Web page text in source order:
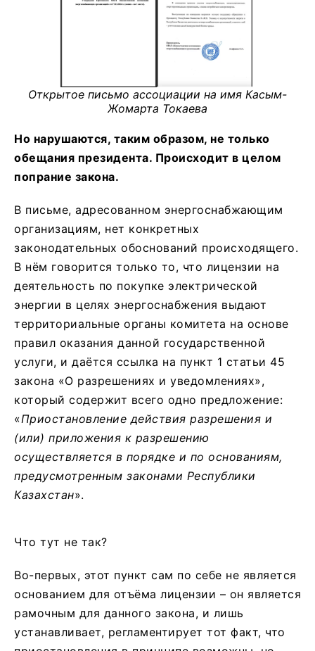
Открытое письмо ассоциации на имя Касым-
Жомарта Токаева
Но нарушаются, таким образом, не только
обещания президента. Происходит в целом
попрание закона.
В письме, адресованном энергоснабжающим
организациям, нет конкретных
законодательных обоснований происходящего.
В нём говорится только то, что лицензии на
деятельность по покупке электрической
энергии в целях энергоснабжения выдают
территориальные органы комитета на основе
правил оказания данной государственной
услуги, и даётся ссылка на пункт 1 статьи 45
закона «О разрешениях и уведомлениях»,
который содержит всего одно предложение:
«Приостановление действия разрешения и
(или) приложения к разрешению
осуществляется в порядке и по основаниям,
предусмотренным законами Республики
Казахстан».
Что тут не так?
Во-первых, этот пункт сам по себе не является
основанием для отъёма лицензии – он является
рамочным для данного закона, и лишь
устанавливает, регламентирует тот факт, что